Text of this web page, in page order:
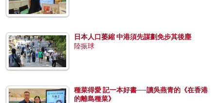
日本人口萎縮 中港須先謀劃免步其後塵
陸振球
種菜得愛 記一本好書──讀吳燕青的《在香港
的離島種菜》